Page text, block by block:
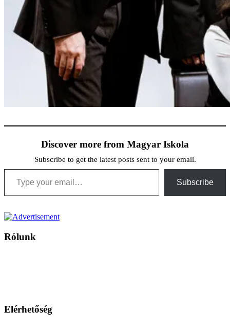
Discover more from Magyar Iskola
Subscribe to get the latest posts sent to your email.
Type your email…
Subscribe
Rólunk
Elérhetőség